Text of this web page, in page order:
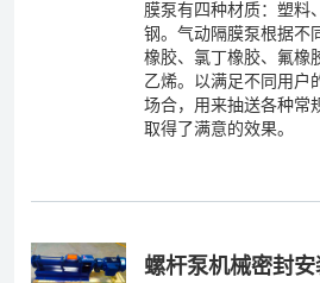
膜泵有四种材质：塑料
钢。气动隔膜泵根据不
橡胶、氯丁橡胶、氟橡
乙烯。以满足不同用户
场合，用来抽送各种常
取得了满意的效果。
螺杆泵机械密封